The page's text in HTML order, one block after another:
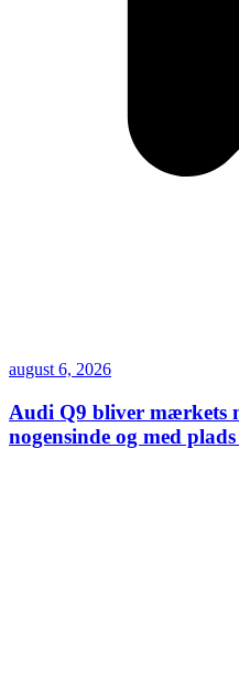
august 6, 2026
Audi Q9 bliver mærkets
nogensinde og med